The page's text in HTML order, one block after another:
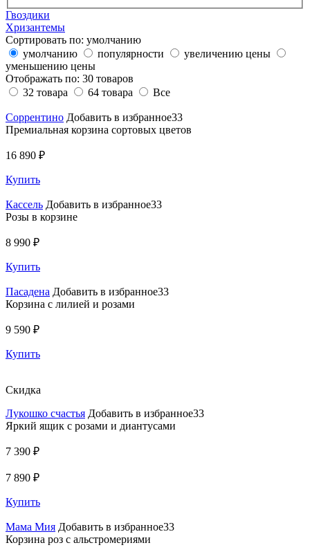
Гвоздики
Хризантемы
Сортировать по: умолчанию
умолчанию
популярности
увеличению цены
уменьшению цены
Отображать по: 30 товаров
32 товара
64 товара Все
Соррентино Добавить в избранное33
Премиальная корзина сортовых цветов
16 890 ₽
Купить
Кассель Добавить в избранное33
Розы в корзине
8 990 ₽
Купить
Пасадена Добавить в избранное33
Корзина с лилией и розами
9 590 ₽
Купить
Скидка
Лукошко счастья Добавить в избранное33
Яркий ящик с розами и диантусами
7 390 ₽
7 890 ₽
Купить
Мама Мия Добавить в избранное33
Корзина роз с альстромериями